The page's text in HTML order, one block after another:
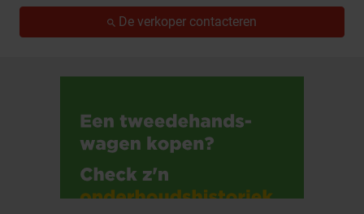
De verkoper contacteren